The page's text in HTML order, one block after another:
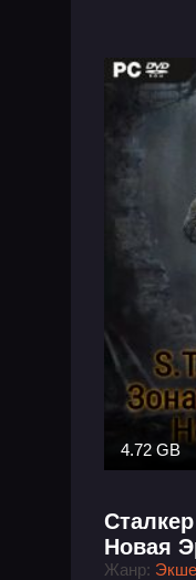
4.72 GB
Новая
Жанр: